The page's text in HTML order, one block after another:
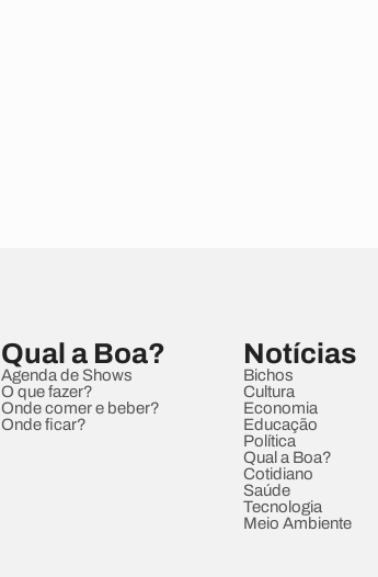
Qual a Boa?
Agenda de Shows
O que fazer?
Onde comer e beber?
Onde ficar?
Notícias
Bichos
Cultura
Economia
Educação
Política
Qual a Boa?
Cotidiano
Saúde
Tecnologia
Meio Ambiente